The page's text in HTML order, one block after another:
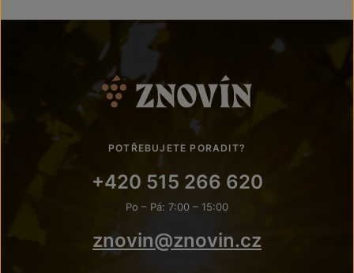
POTŘEBUJETE PORADIT?
+420 515 266 620
Po – Pá: 7:00 – 15:00
znovin@znovin.cz